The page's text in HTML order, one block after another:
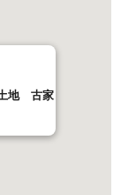
地 古家